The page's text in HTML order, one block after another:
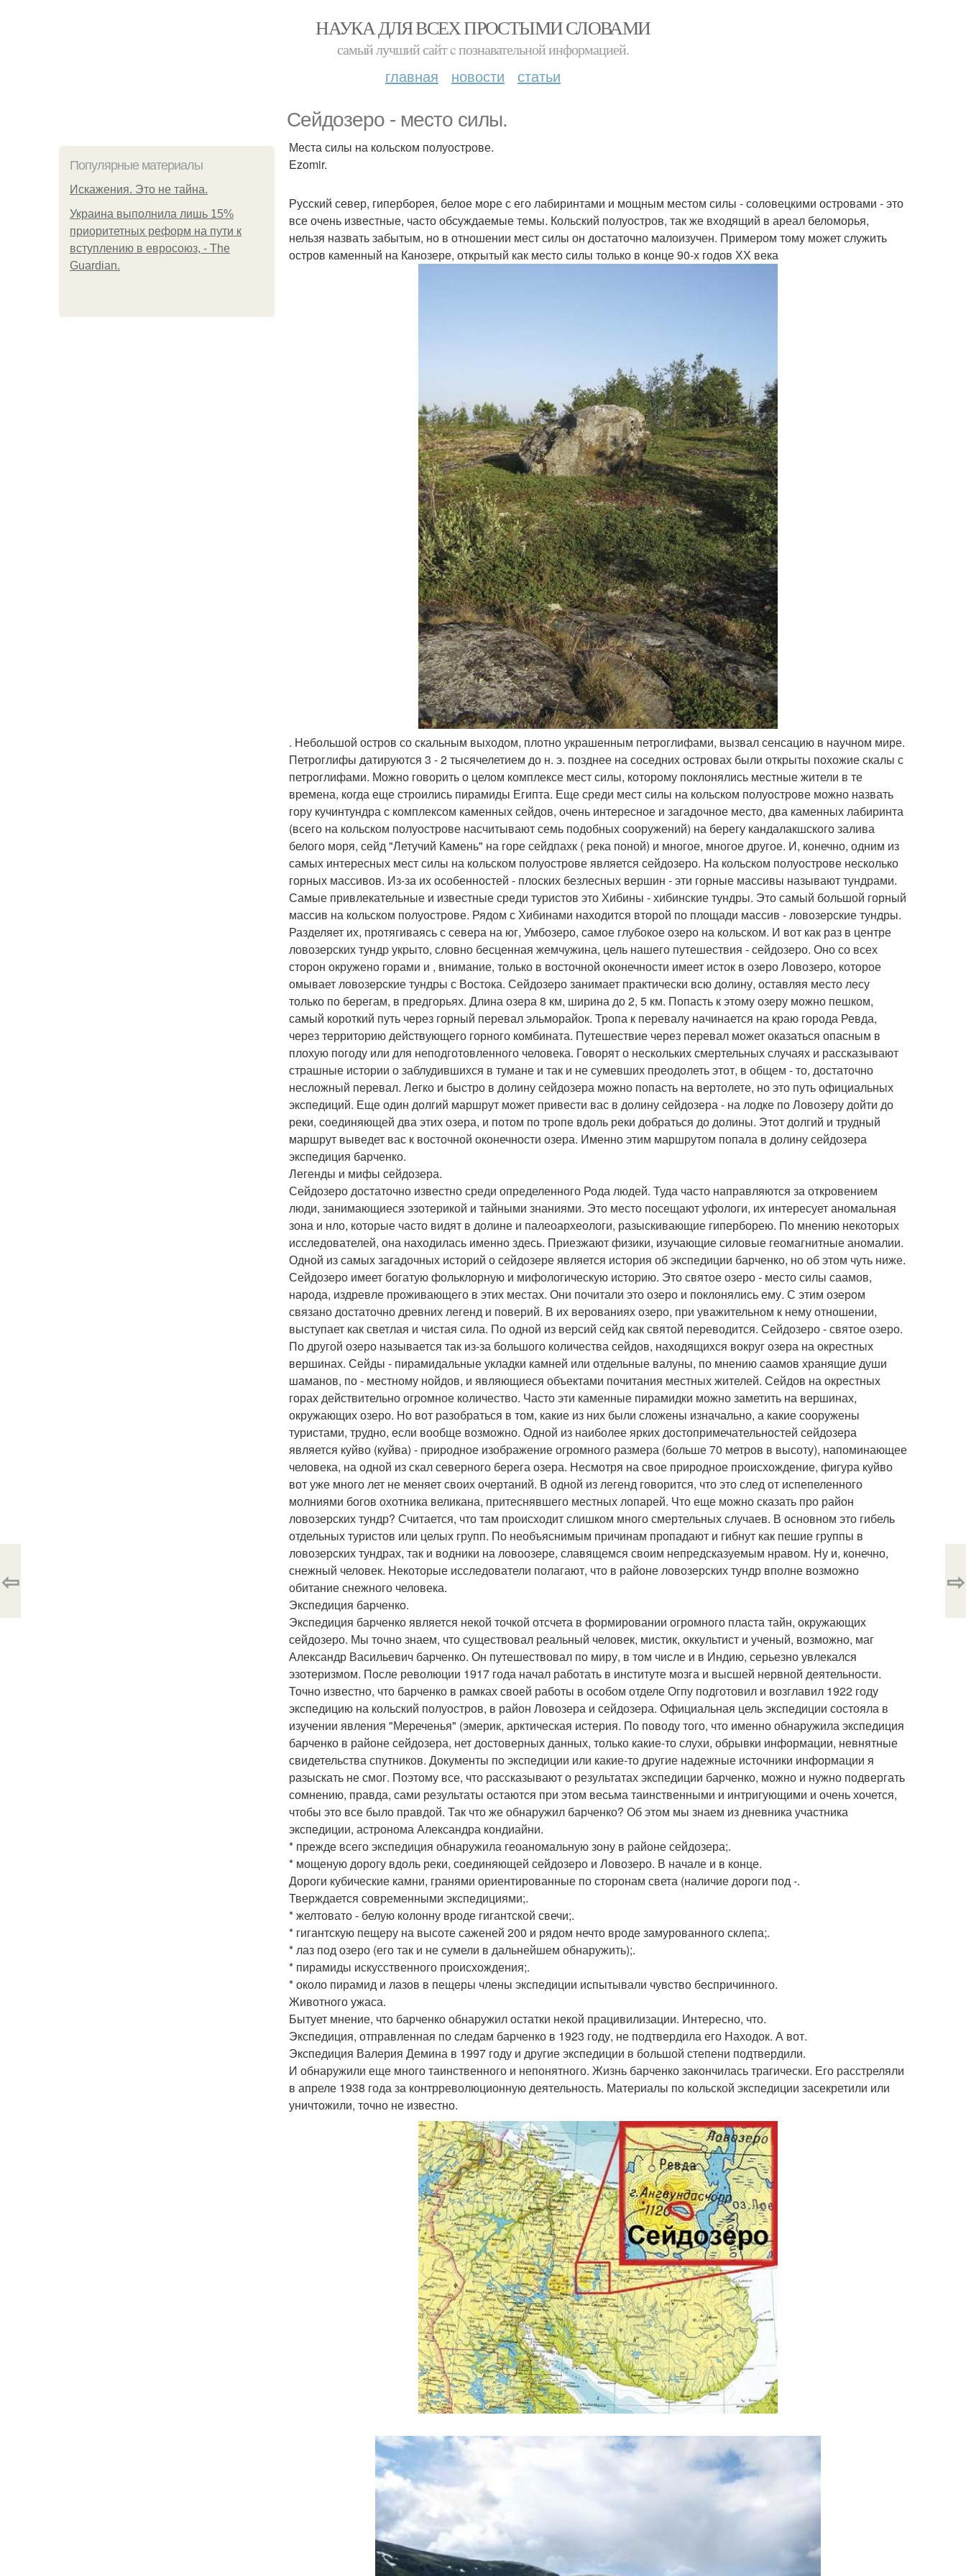
НАУКА ДЛЯ ВСЕХ ПРОСТЫМИ СЛОВАМИ
самый лучший сайт c познавательной информацией.
главная новости статьи
Сейдозеро - место силы.
Популярные материалы
Искажения. Это не тайна.
Украина выполнила лишь 15%
приоритетных реформ на пути к
вступлению в евросоюз, - The
Guardian.
Места силы на кольском полуострове.
Ezomir.
Русский север, гиперборея, белое море с его лабиринтами и мощным местом силы - соловецкими островами - это
все очень известные, часто обсуждаемые темы. Кольский полуостров, так же входящий в ареал беломорья,
нельзя назвать забытым, но в отношении мест силы он достаточно малоизучен. Примером тому может служить
остров каменный на Канозере, открытый как место силы только в конце 90-х годов ХХ века
. Небольшой остров со скальным выходом, плотно украшенным петроглифами, вызвал сенсацию в научном мире.
Петроглифы датируются 3 - 2 тысячелетием до н. э. позднее на соседних островах были открыты похожие скалы с
петроглифами. Можно говорить о целом комплексе мест силы, которому поклонялись местные жители в те
времена, когда еще строились пирамиды Египта. Еще среди мест силы на кольском полуострове можно назвать
гору кучинтундра с комплексом каменных сейдов, очень интересное и загадочное место, два каменных лабиринта
(всего на кольском полуострове насчитывают семь подобных сооружений) на берегу кандалакшского залива
белого моря, сейд "Летучий Камень" на горе сейдпахк ( река поной) и многое, многое другое. И, конечно, одним из
самых интересных мест силы на кольском полуострове является сейдозеро. На кольском полуострове несколько
горных массивов. Из-за их особенностей - плоских безлесных вершин - эти горные массивы называют тундрами.
Самые привлекательные и известные среди туристов это Хибины - хибинские тундры. Это самый большой горный
массив на кольском полуострове. Рядом с Хибинами находится второй по площади массив - ловозерские тундры.
Разделяет их, протягиваясь с севера на юг, Умбозеро, самое глубокое озеро на кольском. И вот как раз в центре
ловозерских тундр укрыто, словно бесценная жемчужина, цель нашего путешествия - сейдозеро. Оно со всех
сторон окружено горами и , внимание, только в восточной оконечности имеет исток в озеро Ловозеро, которое
омывает ловозерские тундры с Востока. Сейдозеро занимает практически всю долину, оставляя место лесу
только по берегам, в предгорьях. Длина озера 8 км, ширина до 2, 5 км. Попасть к этому озеру можно пешком,
самый короткий путь через горный перевал эльморайок. Тропа к перевалу начинается на краю города Ревда,
через территорию действующего горного комбината. Путешествие через перевал может оказаться опасным в
плохую погоду или для неподготовленного человека. Говорят о нескольких смертельных случаях и рассказывают
страшные истории о заблудившихся в тумане и так и не сумевших преодолеть этот, в общем - то, достаточно
несложный перевал. Легко и быстро в долину сейдозера можно попасть на вертолете, но это путь официальных
экспедиций. Еще один долгий маршрут может привести вас в долину сейдозера - на лодке по Ловозеру дойти до
реки, соединяющей два этих озера, и потом по тропе вдоль реки добраться до долины. Этот долгий и трудный
маршрут выведет вас к восточной оконечности озера. Именно этим маршрутом попала в долину сейдозера
экспедиция барченко.
Легенды и мифы сейдозера.
Сейдозеро достаточно известно среди определенного Рода людей. Туда часто направляются за откровением
люди, занимающиеся эзотерикой и тайными знаниями. Это место посещают уфологи, их интересует аномальная
зона и нло, которые часто видят в долине и палеоархеологи, разыскивающие гиперборею. По мнению некоторых
исследователей, она находилась именно здесь. Приезжают физики, изучающие силовые геомагнитные аномалии.
Одной из самых загадочных историй о сейдозере является история об экспедиции барченко, но об этом чуть ниже.
Сейдозеро имеет богатую фольклорную и мифологическую историю. Это святое озеро - место силы саамов,
народа, издревле проживающего в этих местах. Они почитали это озеро и поклонялись ему. С этим озером
связано достаточно древних легенд и поверий. В их верованиях озеро, при уважительном к нему отношении,
выступает как светлая и чистая сила. По одной из версий сейд как святой переводится. Сейдозеро - святое озеро.
По другой озеро называется так из-за большого количества сейдов, находящихся вокруг озера на окрестных
вершинах. Сейды - пирамидальные укладки камней или отдельные валуны, по мнению саамов хранящие души
шаманов, по - местному нойдов, и являющиеся объектами почитания местных жителей. Сейдов на окрестных
горах действительно огромное количество. Часто эти каменные пирамидки можно заметить на вершинах,
окружающих озеро. Но вот разобраться в том, какие из них были сложены изначально, а какие сооружены
туристами, трудно, если вообще возможно. Одной из наиболее ярких достопримечательностей сейдозера
является куйво (куйва) - природное изображение огромного размера (больше 70 метров в высоту), напоминающее
человека, на одной из скал северного берега озера. Несмотря на свое природное происхождение, фигура куйво
вот уже много лет не меняет своих очертаний. В одной из легенд говорится, что это след от испепеленного
молниями богов охотника великана, притеснявшего местных лопарей. Что еще можно сказать про район
ловозерских тундр? Считается, что там происходит слишком много смертельных случаев. В основном это гибель
отдельных туристов или целых групп. По необъяснимым причинам пропадают и гибнут как пешие группы в
ловозерских тундрах, так и водники на ловоозере, славящемся своим непредсказуемым нравом. Ну и, конечно,
снежный человек. Некоторые исследователи полагают, что в районе ловозерских тундр вполне возможно
обитание снежного человека.
Экспедиция барченко.
Экспедиция барченко является некой точкой отсчета в формировании огромного пласта тайн, окружающих
сейдозеро. Мы точно знаем, что существовал реальный человек, мистик, оккультист и ученый, возможно, маг
Александр Васильевич барченко. Он путешествовал по миру, в том числе и в Индию, серьезно увлекался
эзотеризмом. После революции 1917 года начал работать в институте мозга и высшей нервной деятельности.
Точно известно, что барченко в рамках своей работы в особом отделе Огпу подготовил и возглавил 1922 году
экспедицию на кольский полуостров, в район Ловозера и сейдозера. Официальная цель экспедиции состояла в
изучении явления "Мереченья" (эмерик, арктическая истерия. По поводу того, что именно обнаружила экспедиция
барченко в районе сейдозера, нет достоверных данных, только какие-то слухи, обрывки информации, невнятные
свидетельства спутников. Документы по экспедиции или какие-то другие надежные источники информации я
разыскать не смог. Поэтому все, что рассказывают о результатах экспедиции барченко, можно и нужно подвергать
сомнению, правда, сами результаты остаются при этом весьма таинственными и интригующими и очень хочется,
чтобы это все было правдой. Так что же обнаружил барченко? Об этом мы знаем из дневника участника
экспедиции, астронома Александра кондиайни.
* прежде всего экспедиция обнаружила геоаномальную зону в районе сейдозера;.
* мощеную дорогу вдоль реки, соединяющей сейдозеро и Ловозеро. В начале и в конце.
Дороги кубические камни, гранями ориентированные по сторонам света (наличие дороги под -.
Тверждается современными экспедициями;.
* желтовато - белую колонну вроде гигантской свечи;.
* гигантскую пещеру на высоте саженей 200 и рядом нечто вроде замурованного склепа;.
* лаз под озеро (его так и не сумели в дальнейшем обнаружить);.
* пирамиды искусственного происхождения;.
* около пирамид и лазов в пещеры члены экспедиции испытывали чувство беспричинного.
Животного ужаса.
Бытует мнение, что барченко обнаружил остатки некой працивилизации. Интересно, что.
Экспедиция, отправленная по следам барченко в 1923 году, не подтвердила его Находок. А вот.
Экспедиция Валерия Демина в 1997 году и другие экспедиции в большой степени подтвердили.
И обнаружили еще много таинственного и непонятного. Жизнь барченко закончилась трагически. Его расстреляли
в апреле 1938 года за контрреволюционную деятельность. Материалы по кольской экспедиции засекретили или
уничтожили, точно не известно.
⇦ ⇨